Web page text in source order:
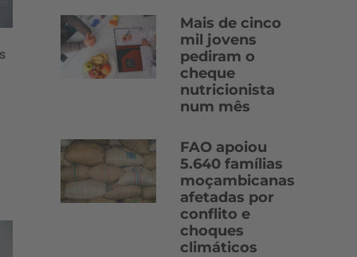
Mais de cinco
mil jovens
pediram o
cheque
nutricionista
num mês
FAO apoiou
5.640 famílias
moçambicanas
afetadas por
conflito e
choques
climáticos